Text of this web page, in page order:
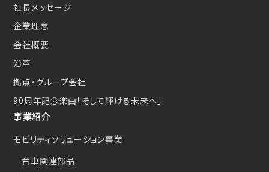
社長メッセージ
企業理念
会社概要
沿革
拠点・グループ会社
90周年記念楽曲 「そして輝ける未来へ」
事業紹介
モビリティソリューション事業
台車関連部品